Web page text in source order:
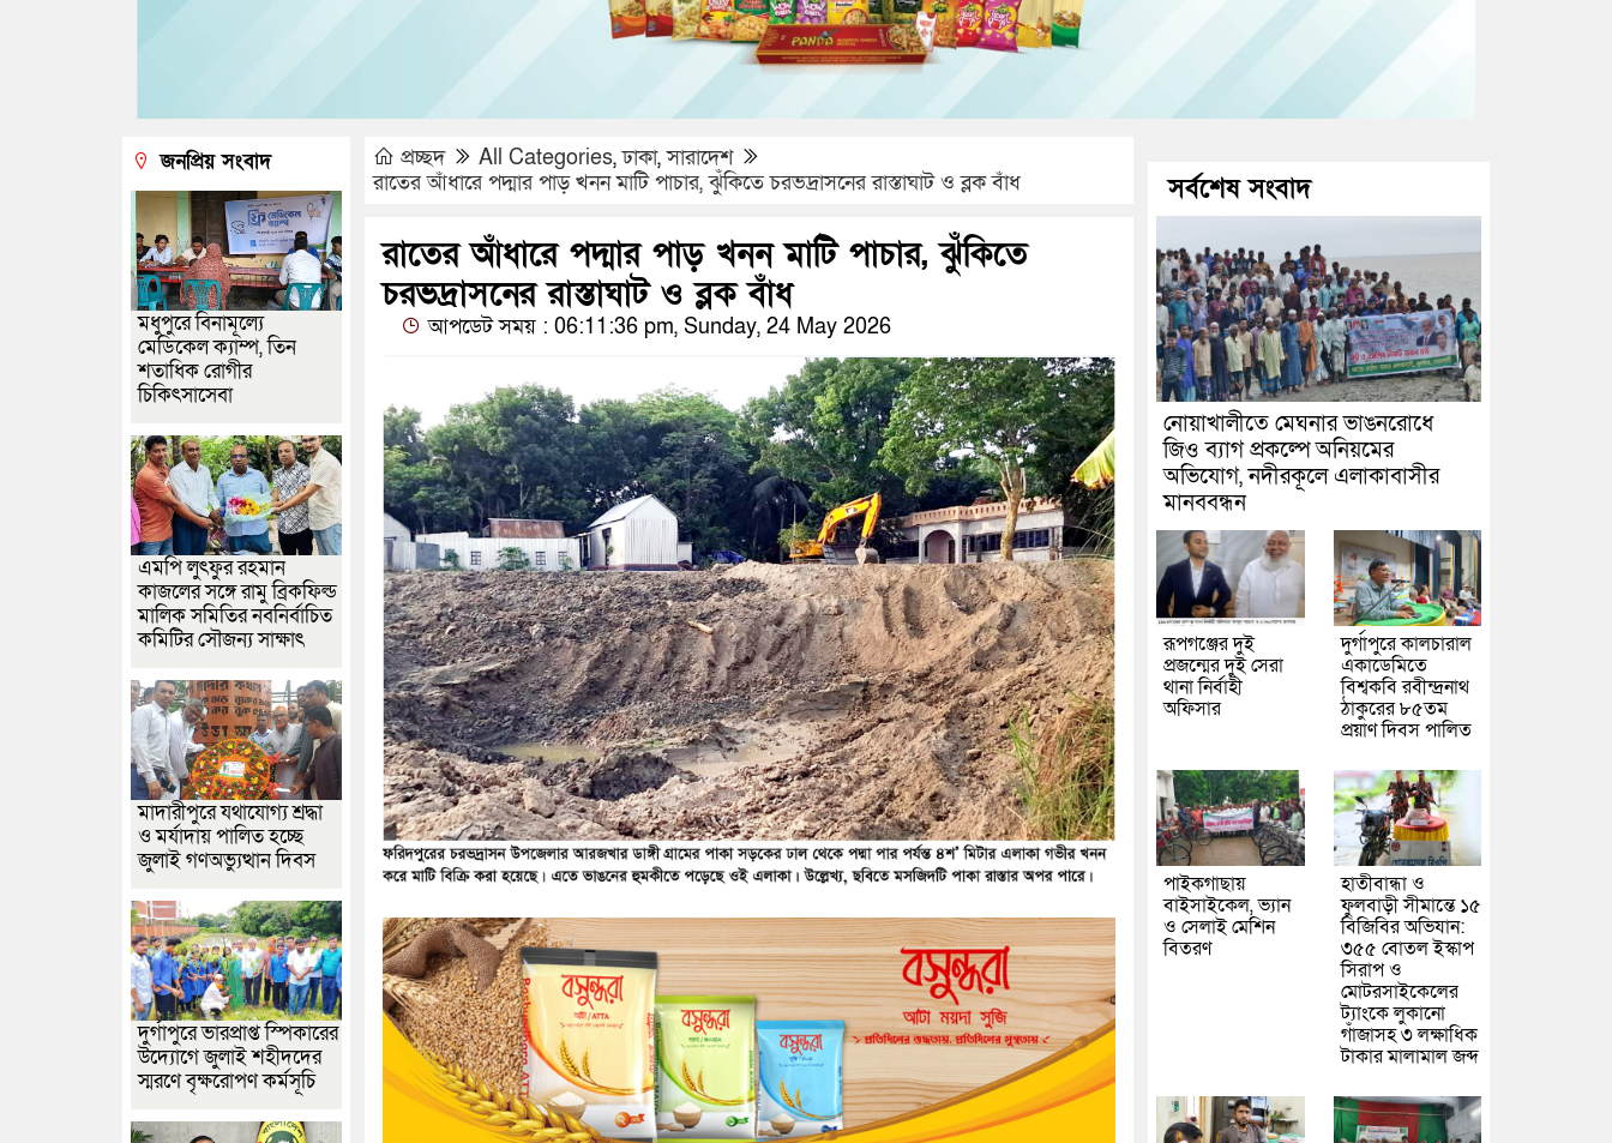
প্রচ্ছদ All Categories,ঢাকা,সারাদেশ
রাতের আঁধারে পদ্মার পাড় খনন মাটি পাচার, ঝুঁকিতে চরভদ্রাসনের রাস্তাঘাট ও ব্লক বাঁধ
রাতের আঁধারে পদ্মার পাড় খনন মাটি পাচার, ঝুঁকিতে
চরভদ্রাসনের রাস্তাঘাট ও ব্লক বাঁধ
আপডেট সময় : 06:11:36 pm, Sunday, 24 May 2026
জনপ্রিয় সংবাদ
মধুপুরে বিনামূল্যে
মেডিকেল ক্যাম্প, তিন
শতাধিক রোগীর
চিকিৎসাসেবা
এমপি লুৎফুর রহমান
কাজলের সঙ্গে রামু ব্রিকফিল্ড
মালিক সমিতির নবনির্বাচিত
কমিটির সৌজন্য সাক্ষাৎ
মাদারীপুরে যথাযোগ্য শ্রদ্ধা
ও মর্যাদায় পালিত হচ্ছে
জুলাই গণঅভ্যুত্থান দিবস
দুর্গাপুরে ভারপ্রাপ্ত স্পিকারের
উদ্যোগে জুলাই শহীদদের
স্মরণে বৃক্ষরোপণ কর্মসূচি
সর্বশেষ সংবাদ
নোয়াখালীতে মেঘনার ভাঙনরোধে
জিও ব্যাগ প্রকল্পে অনিয়মের
অভিযোগ, নদীরকূলে এলাকাবাসীর
মানববন্ধন
রূপগঞ্জের দুই
প্রজন্মের দুই সেরা
থানা নির্বাহী
অফিসার
দুর্গাপুরে কালচারাল
একাডেমিতে
বিশ্বকবি রবীন্দ্রনাথ
ঠাকুরের ৮৫তম
প্রয়াণ দিবস পালিত
পাইকগাছায়
বাইসাইকেল, ভ্যান
ও সেলাই মেশিন
বিতরণ
হাতীবান্ধা ও
ফুলবাড়ী সীমান্তে ১৫
বিজিবির অভিযান:
৩৫৫ বোতল ইস্কাপ
সিরাপ ও
মোটরসাইকেলের
ট্যাংকে লুকানো
গাঁজাসহ ৩ লক্ষাধিক
টাকার মালামাল জব্দ